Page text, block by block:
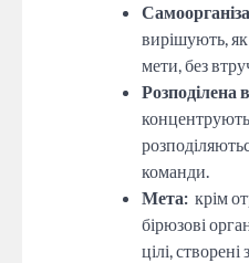
вирішують, як
мети, без
Розподілена
команди.
Мета: крім
бірюзові
цілі,